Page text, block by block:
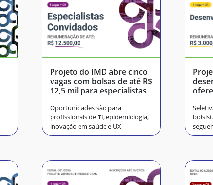
Projeto do IMD abre cinco
vagas com bolsas de até R$
12,5 mil para especialistas
Oportunidades são para
profissionais de TI, epidemiologia,
inovação em saúde e UX